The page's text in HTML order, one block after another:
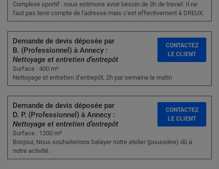
Complexe sportif : nous estimons avoir besoin de 3h de travail. Il ne
faut pas tenir compte de l'adresse mais c'est effectivement à DREUX.
Demande de devis déposée par
B. (Professionnel) à Annecy :
Nettoyage et entretien d’entrepôt
Surface : 400 m²
Nettoyage et entretien d’entrepôt, 2h par semaine le matin
CONTACTEZ
LE CLIENT
Demande de devis déposée par
D. P. (Professionnel) à Annecy :
Nettoyage et entretien d’entrepôt
Surface : 1200 m²
Bonjour, Nous souhaiterions balayer notre atelier (poussière) dû à
notre activité.
CONTACTEZ
LE CLIENT